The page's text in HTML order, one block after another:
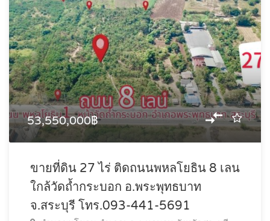
53,550,000฿
ขายที่ดิน 27 ไร่ ติดถนนพหลโยธิน 8 เลน
ใกล้วัดถ้ำกระบอก อ.พระพุทธบาท
จ.สระบุรี โทร.093-441-5691